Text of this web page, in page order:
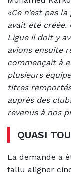
«Ce n’est pas
avait été créée.
Ligue il doit y
avions ensuite
commençait à
plusieurs
titres
auprès des
revenus à nos
QUASI
La demande a
fallu aligner